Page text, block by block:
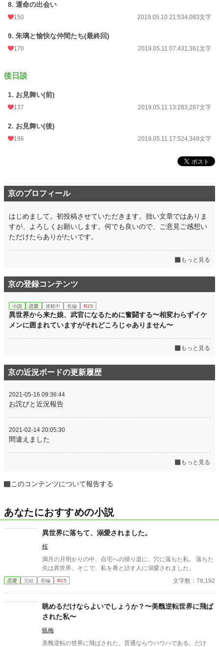
8. 運命の出会い
150 2019.05.10 21:534,083文字
9. 朱璃と愉快な仲間たち(最終回)
170 2019.05.11 07:431,361文字
後日談
1. お見舞い(前)
137 2019.05.11 13:283,287文字
2. お見舞い(後)
196 2019.05.11 17:524,349文字
京のプロフィール
はじめまして。初投稿させていただきます。拙い文章ではありま
すが、よろしくお願いします。何でも良いので、ご意見ご感想い
ただけたらありがたいです。
もっと見る
京の登録コンテンツ
小説 恋愛 連載中 長編 R15
異世界から来た娘、武官になるために奮闘する〜相変わらずイケ
メンに囲まれていますがそれどころじゃありません〜
もっと見る
京の近況ボードの更新履歴
2021-05-16 09:36:44
お詫びと近況報告
2021-02-14 20:05:30
間違えました
もっと見る
このコンテンツについて報告する
あなたにおすすめの小説
異世界に落ちて、溺愛されました。
桜
満月の月明かりの中、自宅への帰り道に、穴に落ちた私。 落ちた
先は異世界。そこで、私を番と話す人に溺愛されました。
恋愛 完結 長編 R15 文字数：78,192
眺めるだけならよいでしょうか？〜美醜逆転世界に飛ば
された私〜
蝋梅
美醜逆転の世界に飛ばされた。普通ならウハウハである。だけ